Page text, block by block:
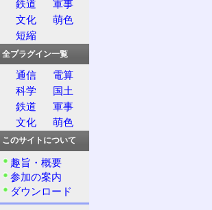
鉄道
軍事
文化
萌色
短縮
全プラグイン一覧
通信
電算
科学
国土
鉄道
軍事
文化
萌色
このサイトについて
趣旨・概要
参加の案内
ダウンロード